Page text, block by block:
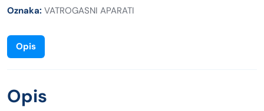
Oznaka: VATROGASNI APARATI
Opis
Opis